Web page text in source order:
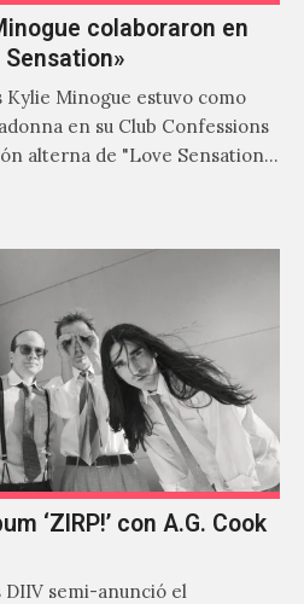
colaboraron en
Kylie Minogue estuvo como
en su Club Confessions
alterna de "Love Sensation",
‘ZIRP!’ con A.G. Cook
DIIV semi-anunció el